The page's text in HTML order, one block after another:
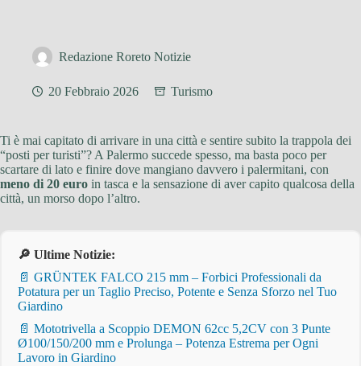
Redazione Roreto Notizie
20 Febbraio 2026 Turismo
Ti è mai capitato di arrivare in una città e sentire subito la trappola dei
“posti per turisti”? A Palermo succede spesso, ma basta poco per
scartare di lato e finire dove mangiano davvero i palermitani, con
meno di 20 euro in tasca e la sensazione di aver capito qualcosa della
città, un morso dopo l’altro.
🔎 Ultime Notizie:
📄 GRÜNTEK FALCO 215 mm – Forbici Professionali da
Potatura per un Taglio Preciso, Potente e Senza Sforzo nel Tuo
Giardino
📄 Mototrivella a Scoppio DEMON 62cc 5,2CV con 3 Punte
Ø100/150/200 mm e Prolunga – Potenza Estrema per Ogni
Lavoro in Giardino